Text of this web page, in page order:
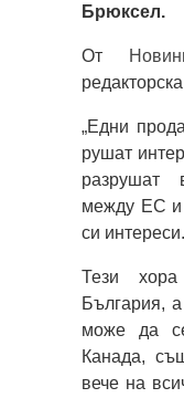
Брюксел.
От
„Едни
рушат
разрушат
между ЕС и
си интереси.
Тези
България,
може да
Канада,
вече на